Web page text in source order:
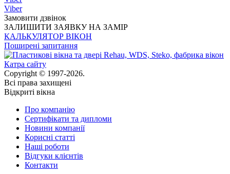
Viber
Замовити дзвінок
ЗАЛИШИТИ ЗАЯВКУ НА ЗАМІР
КАЛЬКУЛЯТОР ВІКОН
Поширені запитання
Катра сайту
Copyright © 1997-2026.
Всі права захищені
Відкриті вікна
Про компанію
Сертифікати та дипломи
Новини компанії
Корисні статті
Наші роботи
Відгуки клієнтів
Контакти